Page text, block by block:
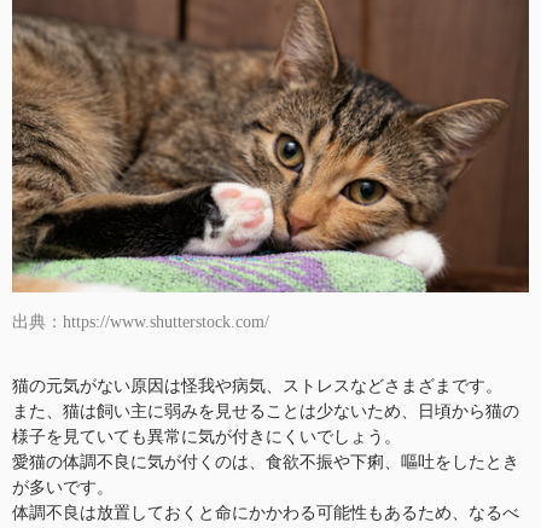
出典：https://www.shutterstock.com/
猫の元気がない原因は怪我や病気、ストレスなどさまざまです。
また、猫は飼い主に弱みを見せることは少ないため、日頃から猫の
様子を見ていても異常に気が付きにくいでしょう。
愛猫の体調不良に気が付くのは、食欲不振や下痢、嘔吐をしたとき
が多いです。
体調不良は放置しておくと命にかかわる可能性もあるため、なるべ